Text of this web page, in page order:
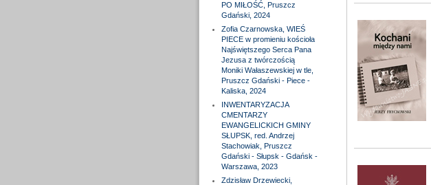
PO MIŁOŚĆ, Pruszcz
Gdański, 2024
Zofia Czarnowska, WIEŚ
PIECE w promieniu kościoła
Najświętszego Serca Pana
Jezusa z twórczością
Moniki Wałaszewskiej w tle,
Pruszcz Gdański - Piece -
Kaliska, 2024
INWENTARYZACJA
CMENTARZY
EWANGELICKICH GMINY
SŁUPSK, red. Andrzej
Stachowiak, Pruszcz
Gdański - Słupsk - Gdańsk -
Warszawa, 2023
Zdzisław Drzewiecki,